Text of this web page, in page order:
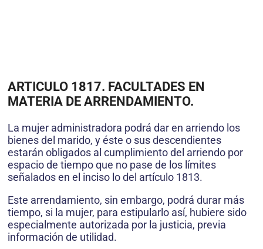
ARTICULO 1817. FACULTADES EN
MATERIA DE ARRENDAMIENTO.
La mujer administradora podrá dar en arriendo los
bienes del marido, y éste o sus descendientes
estarán obligados al cumplimiento del arriendo por
espacio de tiempo que no pase de los límites
señalados en el inciso lo del artículo 1813.
Este arrendamiento, sin embargo, podrá durar más
tiempo, si la mujer, para estipularlo así, hubiere sido
especialmente autorizada por la justicia, previa
información de utilidad.